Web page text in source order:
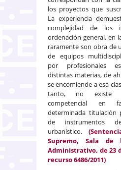
los proyectos que
La experiencia
complejidad de los
ordenación general, en
raramente son obra de
de equipos
por profesionales
distintas materias, de
se encomiende a esa
tanto, no existe
competencial en
determinada titulación
de instrumentos
urbanístico.
Supremo, Sala de
Administrativo, de 23
recurso 6486/2011)